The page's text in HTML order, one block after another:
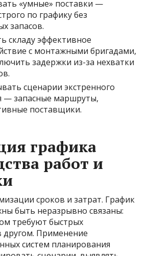
«умные» поставки —
по графику без
запасов.
складу эффективное
с монтажными бригадами,
задержки из-за нехватки
сценарии экстренного
— запасные маршруты,
поставщики.
графика
работ и
сроков и затрат. График
быть неразрывно связаны:
требуют быстрых
другом. Применение
систем планирования